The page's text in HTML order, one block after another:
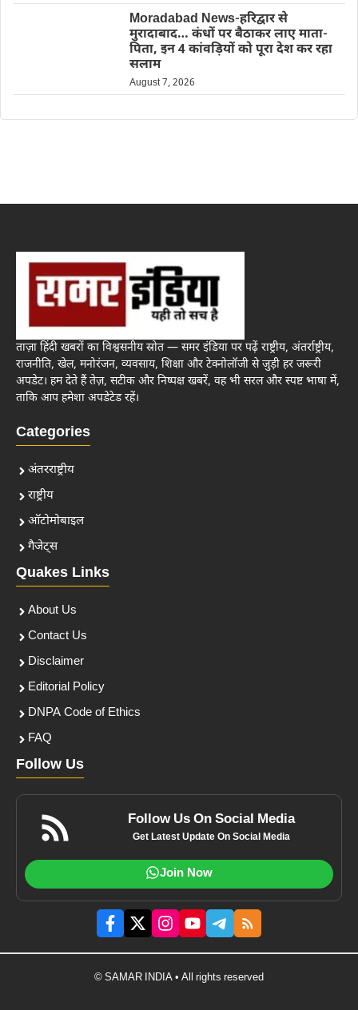
Moradabad News-हरिद्वार से
मुरादाबाद… कंधों पर बैठाकर लाए माता-
पिता, इन 4 कांवड़ियों को पूरा देश कर रहा
सलाम
August 7, 2026
ताज़ा हिंदी खबरों का विश्वसनीय स्रोत — समर इंडिया पर पढ़ें राष्ट्रीय, अंतर्राष्ट्रीय,
राजनीति, खेल, मनोरंजन, व्यवसाय, शिक्षा और टेक्नोलॉजी से जुड़ी हर जरूरी
अपडेट। हम देते हैं तेज़, सटीक और निष्पक्ष खबरें, वह भी सरल और स्पष्ट भाषा में,
ताकि आप हमेशा अपडेटेड रहें।
Categories
अंतरराष्ट्रीय
राष्ट्रीय
ऑटोमोबाइल
गैजेट्स
Quakes Links
About Us
Contact Us
Disclaimer
Editorial Policy
DNPA Code of Ethics
FAQ
Follow Us
Follow Us On Social Media
Get Latest Update On Social Media
Join Now
© SAMAR INDIA • All rights reserved